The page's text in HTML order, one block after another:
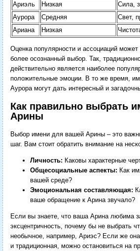
Ариэль
Низкая
Сила,
Аурора
Средняя
Свет,
Ариана
Низкая
Оценка популярности и ассоциаций
более осознанный выбор. Так,
действительно является наиболее
положительные эмоции. В то же время,
Аурора могут дать интересный и
Как правильно выбрать
Арины
Выбор имени для вашей Арины – это
шаг. Вам стоит обратить внимание на
Личность: Каковы характерные
Общесоциальные аспекты: Как
вашей среде?
Эмоциональная составляющая:
ваше обращение к Арина звучало?
Если вы знаете, что ваша Арина любима
эксцентричность, почему бы не выбрать
необычное, например, Ариэс? Если же
и традиционная, можно остановиться на